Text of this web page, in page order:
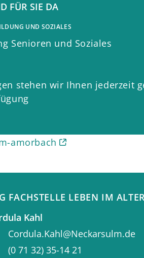
amorbach
FACHSTELLE LEBEN IM ALTER
Kahl
Cordula.Kahl@Neckarsulm.de
(0 71 32) 35-14 21
FÜR SIE DA
UND SOZIALES
Senioren und Soziales
stehen wir Ihnen jederzeit